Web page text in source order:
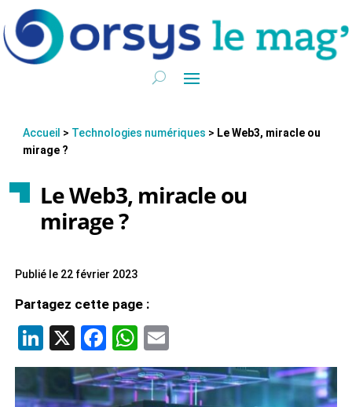
Accueil > Technologies numériques > Le Web3, miracle ou
mirage ?
Le Web3, miracle ou
mirage ?
Publié le 22 février 2023
Partagez cette page :
LinkedIn
X Facebook
WhatsApp